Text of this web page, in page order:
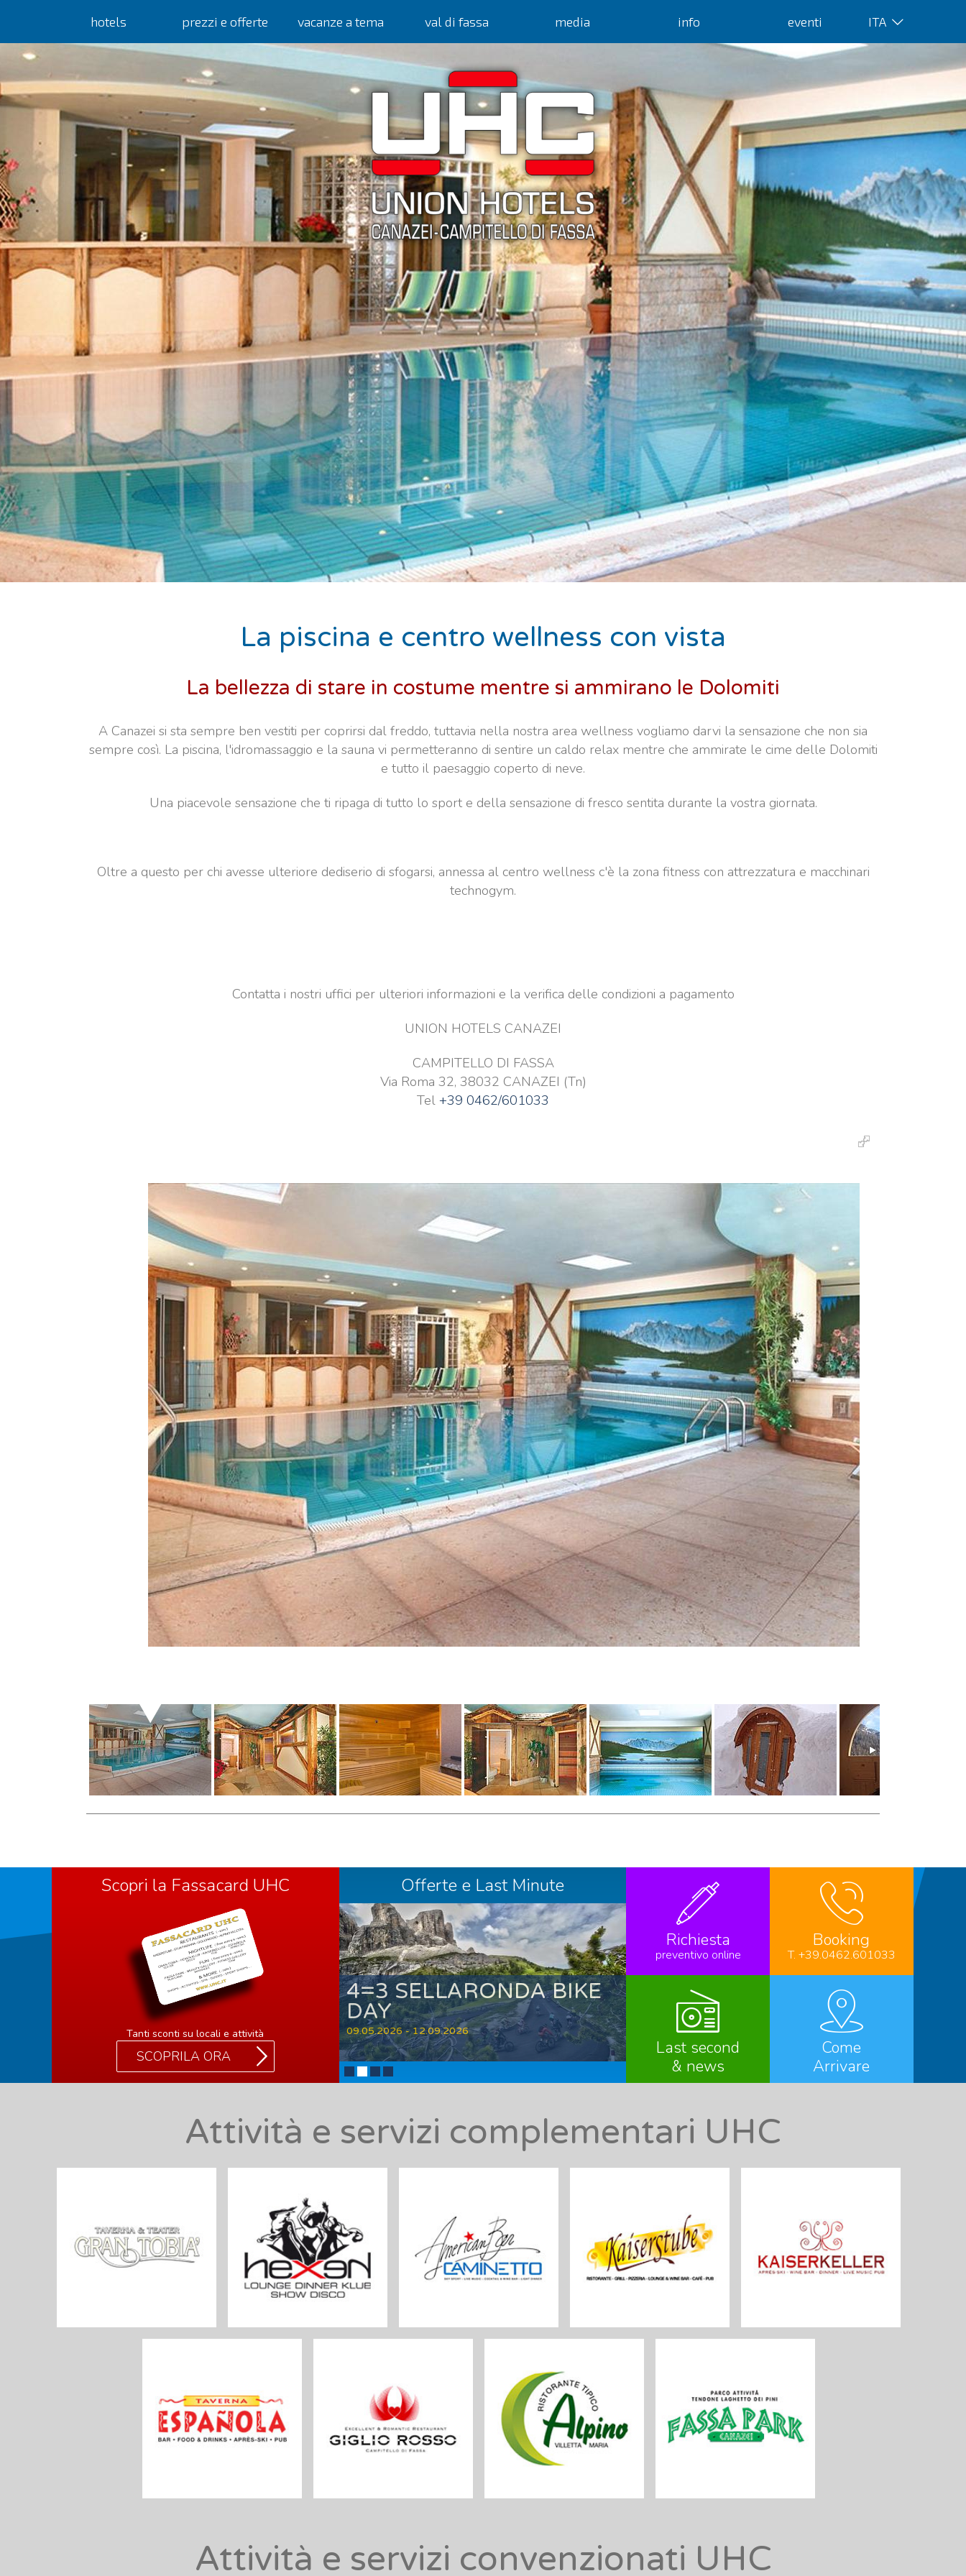
hotels prezzi e offerte vacanze a tema val di fassa media info eventi ITA
La piscina e centro wellness con vista
La bellezza di stare in costume mentre si ammirano le Dolomiti
A Canazei si sta sempre ben vestiti per coprirsi dal freddo, tuttavia nella nostra area wellness vogliamo darvi la sensazione che non sia
sempre così. La piscina, l'idromassaggio e la sauna vi permetteranno di sentire un caldo relax mentre che ammirate le cime delle Dolomiti
e tutto il paesaggio coperto di neve.
Una piacevole sensazione che ti ripaga di tutto lo sport e della sensazione di fresco sentita durante la vostra giornata.
Oltre a questo per chi avesse ulteriore dediserio di sfogarsi, annessa al centro wellness c'è la zona fitness con attrezzatura e macchinari
technogym.
Contatta i nostri uffici per ulteriori informazioni e la verifica delle condizioni a pagamento
UNION HOTELS CANAZEI
CAMPITELLO DI FASSA
Via Roma 32, 38032 CANAZEI (Tn)
Tel +39 0462/601033
Scopri la Fassacard UHC
Tanti sconti su locali e attività
SCOPRILA ORA
Offerte e Last Minute
VACANZA ROMANTICA
IN MONTAGNA
01.01.2025 - 14.12.2026
Richiesta
preventivo online
Booking
T. +39.0462.601033
Last second
& news
Come
Arrivare
Attività e servizi complementari UHC
Attività e servizi convenzionati UHC